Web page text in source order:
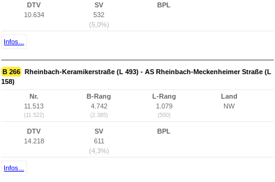
DTV
10.634
SV
532
(5,0%)
BPL
Infos...
B 266 Rheinbach-Keramikerstraße (L 493) - AS Rheinbach-Meckenheimer Straße (L
158)
Nr.
11.513
(11.522)
B-Rang
4.742
(2.385)
L-Rang
1.079
(500)
Land
NW
DTV
14.218
SV
611
(4,3%)
BPL
Infos...